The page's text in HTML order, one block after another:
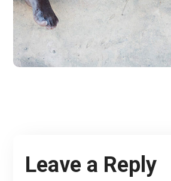
Health Care Delivery
#CHARITY
Leave a Reply